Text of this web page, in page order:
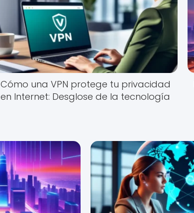
Cómo una VPN protege tu privacidad
en Internet: Desglose de la tecnología